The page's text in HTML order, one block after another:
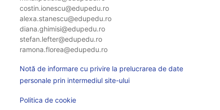
costin.ionescu@edupedu.ro
alexa.stanescu@edupedu.ro
diana.ghimisi@edupedu.ro
stefan.lefter@edupedu.ro
ramona.florea@edupedu.ro
Notă de informare cu privire la prelucrarea de date
personale prin intermediul site-ului
Politica de cookie